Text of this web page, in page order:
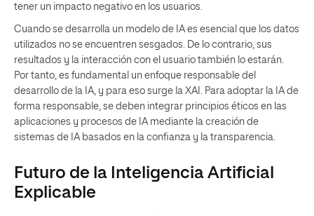
tener un impacto negativo en los usuarios.
Cuando se desarrolla un modelo de IA es esencial que los datos
utilizados no se encuentren sesgados. De lo contrario, sus
resultados y la interacción con el usuario también lo estarán.
Por tanto, es fundamental un enfoque responsable del
desarrollo de la IA, y para eso surge la XAI. Para adoptar la IA de
forma responsable, se deben integrar principios éticos en las
aplicaciones y procesos de IA mediante la creación de
sistemas de IA basados en la confianza y la transparencia.
Futuro de la Inteligencia Artificial
Explicable